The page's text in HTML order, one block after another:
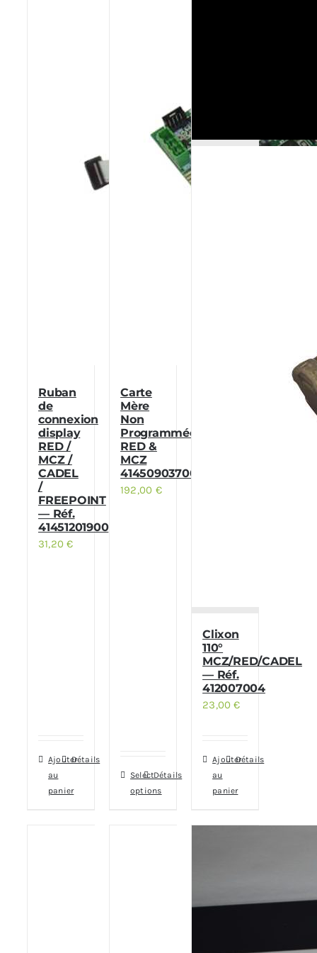
Ruban
de
connexion
display
RED /
MCZ /
CADEL
/
FREEPOINT
— Réf.
41451201900
31,20€
Ajouter
au
panier
Détails
Carte
Mère
Non
Programmée
RED &
MCZ
41450903700
192,00 €
Select
options
Détails
Clixon
110°
MCZ/RED/CADEL
— Réf.
412007004
23,00€
Ajouter
au
panier
Détails